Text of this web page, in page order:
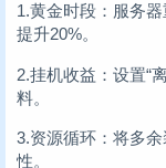
1.黄金时段：服务
提升20%。
2.挂机收益：设置“
料。
3.资源循环：将多
性。